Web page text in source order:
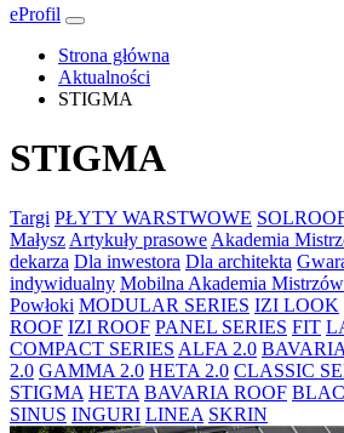
eProfil
Strona główna
Aktualności
STIGMA
STIGMA
Targi PŁYTY WARSTWOWE
Małysz Artykuły prasowe Akademia
dekarza Dla inwestora Dla architekta
indywidualny Mobilna Akademia Mistrzów
Powłoki MODULAR SERIES IZI LOOK
ROOF IZI ROOF PANEL SERIES FIT
COMPACT SERIES ALFA 2.0
2.0 GAMMA 2.0 HETA 2.0 CLASSIC
STIGMA HETA BAVARIA ROOF
SINUS INGURI LINEA SKRIN